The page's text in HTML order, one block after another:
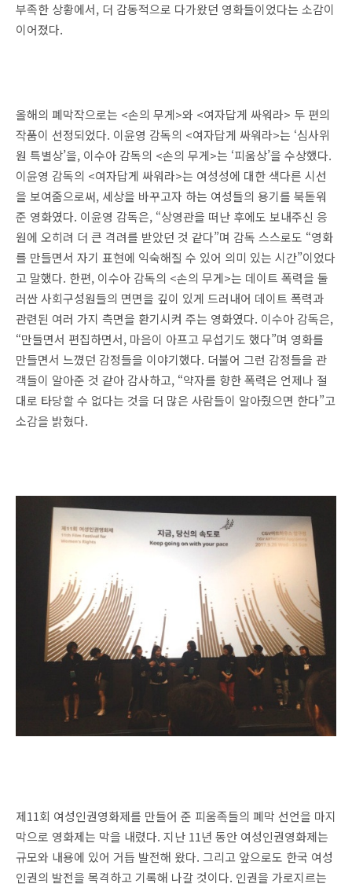
부족한 상황에서, 더 감동적으로 다가왔던 영화들이었다는 소감이
이어졌다.
올해의 폐막작으로는 <손의 무게>와 <여자답게 싸워라> 두 편의
작품이 선정되었다. 이윤영 감독의 <여자답게 싸워라>는 ‘심사위
원 특별상’을, 이수아 감독의 <손의 무게>는 ‘피움상’을 수상했다.
이윤영 감독의 <여자답게 싸워라>는 여성성에 대한 색다른 시선
을 보여줌으로써, 세상을 바꾸고자 하는 여성들의 용기를 북돋워
준 영화였다. 이윤영 감독은, “상영관을 떠난 후에도 보내주신 응
원에 오히려 더 큰 격려를 받았던 것 같다”며 감독 스스로도 “영화
를 만들면서 자기 표현에 익숙해질 수 있어 의미 있는 시간”이었다
고 말했다. 한편, 이수아 감독의 <손의 무게>는 데이트 폭력을 둘
러싼 사회구성원들의 면면을 깊이 있게 드러내어 데이트 폭력과
관련된 여러 가지 측면을 환기시켜 주는 영화였다. 이수아 감독은,
“만들면서 편집하면서, 마음이 아프고 무섭기도 했다”며 영화를
만들면서 느꼈던 감정들을 이야기했다. 더불어 그런 감정들을 관
객들이 알아준 것 같아 감사하고, “약자를 향한 폭력은 언제나 절
대로 타당할 수 없다는 것을 더 많은 사람들이 알아줬으면 한다”고
소감을 밝혔다.
제11회 여성인권영화제를 만들어 준 피움족들의 폐막 선언을 마지
막으로 영화제는 막을 내렸다. 지난 11년 동안 여성인권영화제는
규모와 내용에 있어 거듭 발전해 왔다. 그리고 앞으로도 한국 여성
인권의 발전을 목격하고 기록해 나갈 것이다. 인권을 가로지르는